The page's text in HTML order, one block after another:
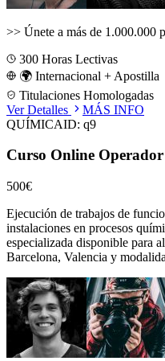
>> Únete a más de 1.000.000
300 Horas Lectivas
🌍 Internacional + Apostilla
Titulaciones Homologadas
Ver Detalles
MÁS INFO
QUÍMICAID: q9
Curso Online
500€
Ejecución de trabajos de
instalaciones en procesos
especializada disponible para
Barcelona, Valencia y